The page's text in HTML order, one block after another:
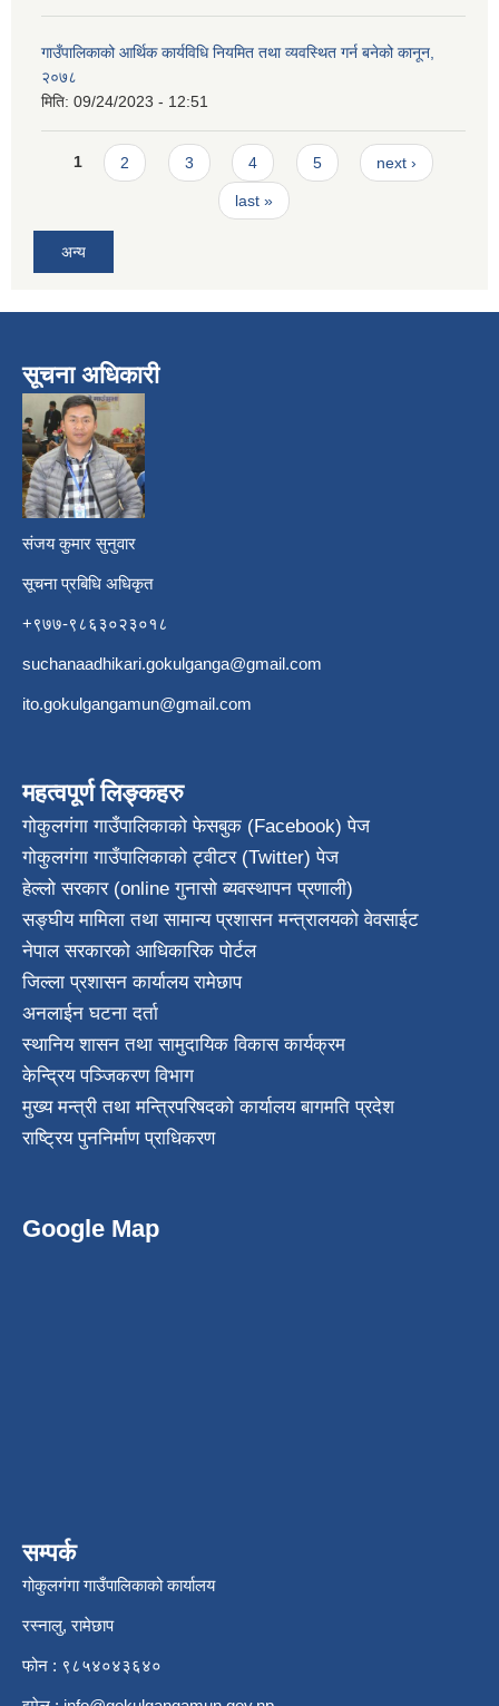
गाउँपालिकाको आर्थिक कार्यविधि नियमित तथा व्यवस्थित गर्न बनेको कानून,
२०७८
मिति: 09/24/2023 - 12:51
Pages
1 2 3 4 5 next ›
last »
अन्य
सूचना अधिकारी
संजय कुमार सुनुवार
सूचना प्रबिधि अधिकृत
+९७७-९८६३०२३०१८
suchanaadhikari.gokulganga@gmail.com
ito.gokulgangamun@gmail.com
महत्वपूर्ण लिङ्कहरु
गोकुलगंगा गाउँपालिकाको फेसबुक (Facebook) पेज
गोकुलगंगा गाउँपालिकाको ट्वीटर (Twitter) पेज
हेल्लो सरकार (online गुनासो ब्यवस्थापन प्रणाली)
सङ्घीय मामिला तथा सामान्य प्रशासन मन्त्रालयको वेवसाईट
नेपाल सरकारको आधिकारिक पोर्टल
जिल्ला प्रशासन कार्यालय रामेछाप
अनलाईन घटना दर्ता
स्थानिय शासन तथा सामुदायिक विकास कार्यक्रम
केन्द्रिय पञ्जिकरण विभाग
मुख्य मन्त्री तथा मन्त्रिपरिषदको कार्यालय बागमति प्रदेश
राष्ट्रिय पुननिर्माण प्राधिकरण
Google Map
सम्पर्क
गोकुलगंगा गाउँपालिकाको कार्यालय
रस्नालु, रामेछाप
फोन : ९८५४०४३६४०